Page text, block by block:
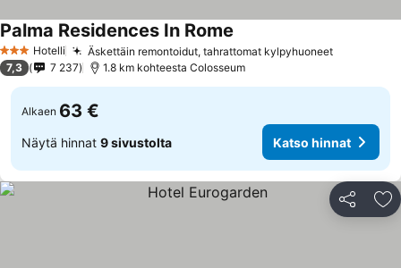
3 Tähtiluokitus
Hotelli Äskettäin remontoidut, tahrattomat kylpyhuoneet
Palma Residences In Rome
7,3 7 237 1.8 km kohteesta Colosseum
Alkaen 63 €
Näytä hinnat 9 sivustolta Katso hinnat
Jaa